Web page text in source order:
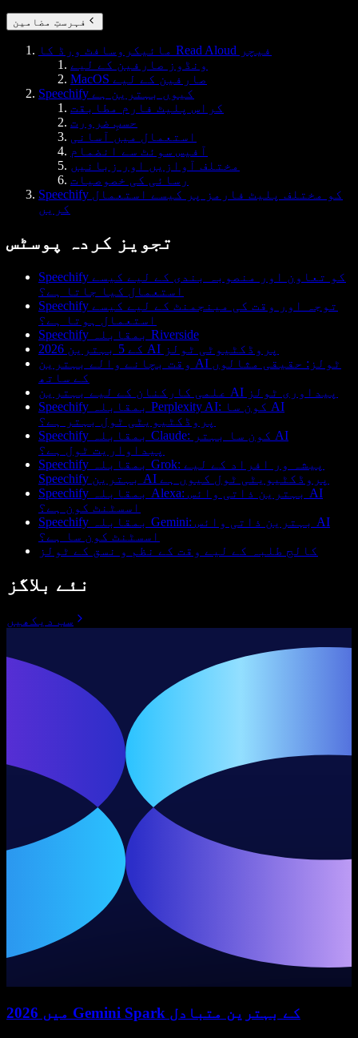
فہرستِ مضامین
مائیکروسافٹ ورڈ کا Read Aloud فیچر
ونڈوز صارفین کے لیے
MacOS صارفین کے لیے
Speechify کیوں بہترین ہے
کراس پلیٹ فارم مطابقت
حسبِ ضرورت
استعمال میں آسانی
آفیس سوئٹ سے انضمام
مختلف آوازیں اور زبانیں
رسائی کی خصوصیات
Speechify کو مختلف پلیٹ فارمز پر کیسے استعمال
کریں
تجویز کردہ پوسٹس
Speechify کو تعاون اور منصوبہ بندی کے لیے کیسے
استعمال کیا جاتا ہے؟
Speechify توجہ اور وقت کی مینجمنٹ کے لیے کیسے
استعمال ہوتا ہے؟
Speechify بمقابلہ Riverside
2026 کے 5 بہترین AI پروڈکٹیوٹی ٹولز
وقت بچانے والے بہترین AI ٹولز: حقیقی مثالوں
کے ساتھ
علمی کارکنان کے لیے بہترین AI پیداوری ٹولز
Speechify بمقابلہ Perplexity AI: کون سا AI
پروڈکٹیویٹی ٹول بہتر ہے؟
Speechify بمقابلہ Claude: کون سا بہتر AI
پیداواریت ٹول ہے؟
Speechify بمقابلہ Grok: پیشہ ور افراد کے لیے
Speechify بہترین AI پروڈکٹیویٹی ٹول کیوں ہے
Speechify بمقابلہ Alexa: بہترین ذاتی وائس AI
اسسٹنٹ کون ہے؟
Speechify بمقابلہ Gemini: بہترین ذاتی وائس AI
اسسٹنٹ کون سا ہے؟
کالج طلبہ کے لیے وقت کے نظم و نسق کے ٹولز
نئے بلاگز
سب دیکھیں
2026 میں Gemini Spark کے بہترین متبادل